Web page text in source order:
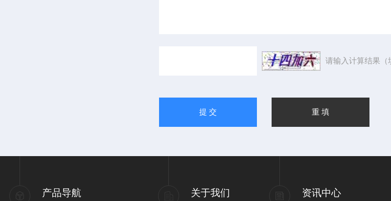
请输入计算结果（
产品导航 关于我们 资讯中心